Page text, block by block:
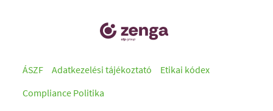
ÁSZF Adatkezelési tájékoztató
Etikai kódex
Compliance Politika